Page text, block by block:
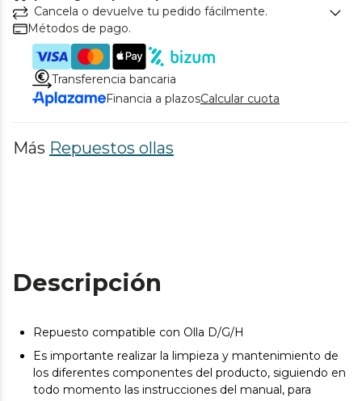
Cancela o devuelve tu pedido fácilmente.
Métodos de pago.
Transferencia bancaria
Financia a plazosCalcular cuota
Más Repuestos ollas
Descripción
Repuesto compatible con Olla D/G/H
Es importante realizar la limpieza y mantenimiento de
los diferentes componentes del producto, siguiendo en
todo momento las instrucciones del manual, para